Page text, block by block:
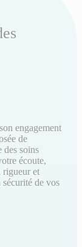
engagement
de
des soins
écoute,
rigueur et
de vos